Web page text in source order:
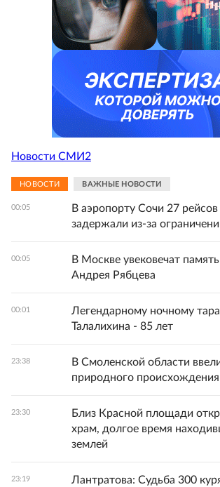
Новости СМИ2
НОВОСТИ ВАЖНЫЕ НОВОСТИ
00:05
В аэропорту Сочи 27
задержали из-за
00:05
В Москве увековечат
Андрея Рябцева
00:01
Легендарному ночному
Талалихина - 85 лет
23:38
В Смоленской области
природного происхождения
23:30
Близ Красной площади
храм, долгое время
землей
23:19
Лантратова: Судьба 300